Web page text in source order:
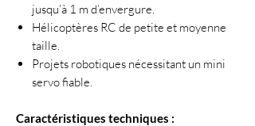
jusqu’à 1 m d’envergure.
Hélicoptères RC de petite et moyenne
taille.
Projets robotiques nécessitant un mini
servo fiable.
Caractéristiques techniques :